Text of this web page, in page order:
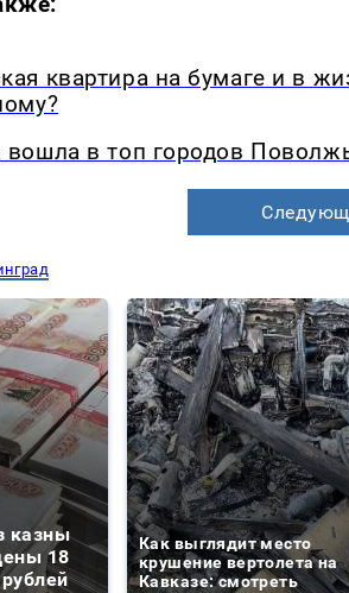
квартира на бумаге и в
в топ городов
казны
18
Как выглядит место
крушение вертолета на
Кавказе: смотреть